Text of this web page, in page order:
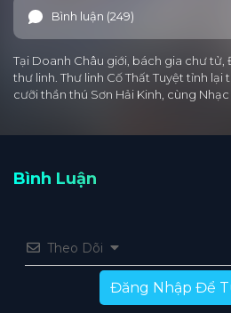
Tập 15 Tập 14 Tập 13
Tập 10 Tập 9 Tập 8
Bình luận (249)
Tại Doanh Châu giới, bách gia chư
thư linh. Thư linh Cố Thất Tuyệt tỉnh lại
cưỡi thần thú Sơn Hải Kinh, cùng Nhạc
Bình Luận
Theo Dõi
Đăng Nhập Để